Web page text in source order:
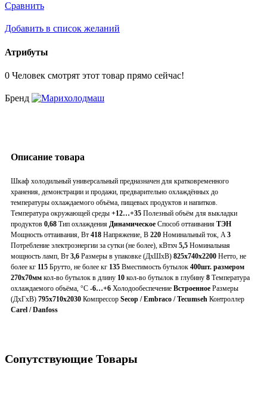
Сравнить
Добавить в список желаний
Атрибуты
0 Человек смотрят этот товар прямо сейчас!
Бренд
Описание товара
Шкаф холодильный универсальный предназначен для кратковременного
хранения, демонстрации и продажи, предварительно охлаждённых до
температуры охлаждаемого объёма, пищевых продуктов и напитков.
Температура окружающей среды +12…+35 Полезный объём для выкладки
продуктов 0,68 Тип охлаждения Динамическое Способ оттаивания ТЭН
Мощность оттаивания, Вт 418 Напряжение, В 220 Номинальный ток, A3
Потребление электроэнергии за сутки (не более), кВтхч 5,5 Номинальная
мощность ламп, Вт 3,6 Размеры в упаковке (ДхШхВ) 825x740x2200 Нетто, не
более кг 115 Брутто, не более кг 135 Вместимость бутылок 400шт. размером
270х70мм кол-во бутылок в длину 10 кол-во бутылок в глубину 8 Температура
охлаждаемого объёма, °C -6…+6 Холодообеспечение Встроенное Размеры
(ДхГхВ) 795x710x2030 Компрессор Secop /Embraco /Tecumseh Контроллер
Carel /Danfoss
Сопутствующие Товары